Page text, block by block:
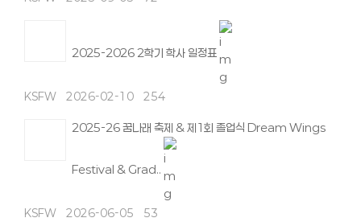
2025-2026 2학기 학사 일정표
KSFW 2026-02-10 254
2025-26 꿈나래 축제 & 제1회 졸업식 Dream Wings
Festival & Grad..
KSFW 2026-06-05 53